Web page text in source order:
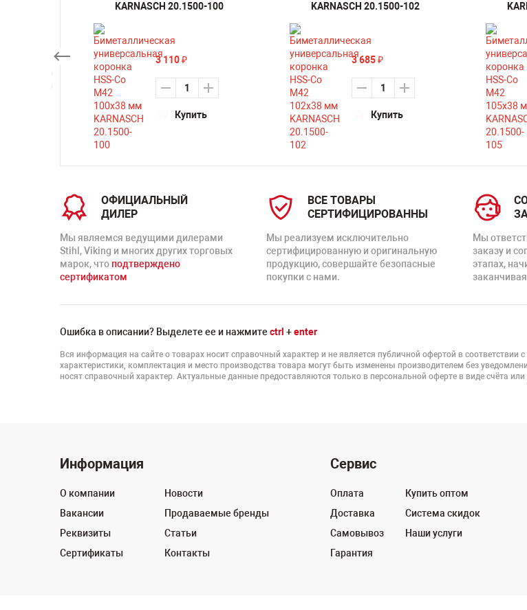
KARNASCH 20.1500-100
3 110 ₽
Купить
KARNASCH 20.1500-102
3 685 ₽
Купить
ОФИЦИАЛЬНЫЙ
ДИЛЕР
Мы являемся ведущими дилерами
Stihl, Viking и многих других торговых
марок, что подтверждено
сертификатом
ВСЕ ТОВАРЫ
СЕРТИФИЦИРОВАННЫ
Мы реализуем исключительно
сертифицированную и оригинальную
продукцию, совершайте безопасные
покупки с нами.
Мы
заказу и
этапах,
Ошибка в описании? Выделете ее и нажмите ctrl +enter
Вся информация на сайте о товарах носит справочный характер и не является публичной офертой в
характеристики, комплектация и место производства товара могут быть изменены производителем без
носят справочный характер. Актуальные данные предоставляются только в персональной оферте в виде счёта или
Информация
О компании
Вакансии
Реквизиты
Сертификаты
Новости
Продаваемые бренды
Статьи
Контакты
Сервис
Оплата
Доставка
Самовывоз
Гарантия
Купить оптом
Система скидок
Наши услуги